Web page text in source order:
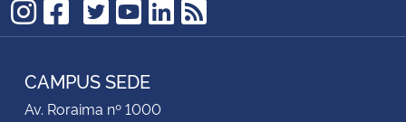
Instagram
Facebook
TikTok
Twitter
YouTube
LinkedIn
RSS
CAMPUS SEDE
Av. Roraima nº 1000